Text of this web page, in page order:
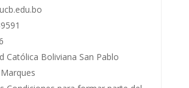
Católica Boliviana San Pablo